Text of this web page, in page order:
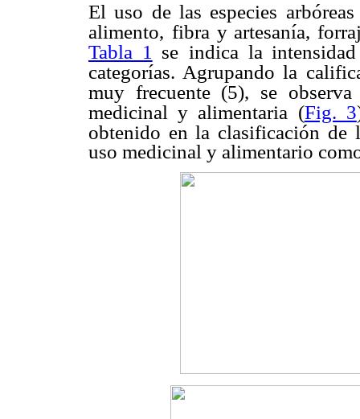
El uso de las especies
alimento, fibra y artesanía,
Tabla 1
se indica la
categorías. Agrupando la
muy frecuente (5), se
medicinal y alimentaria (Fig. 3
obtenido en la clasificación de
uso medicinal y alimentario